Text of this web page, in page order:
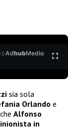
AdhubMedia
sia sola
Orlando e
Alfonso
in